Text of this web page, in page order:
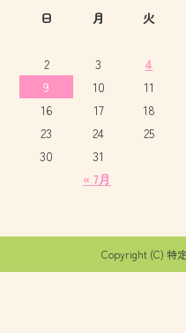
日
月 火
« 7月
2
3 4
9
10 11
16
17 18
23
24 25
30
31
Copyright (C) 特